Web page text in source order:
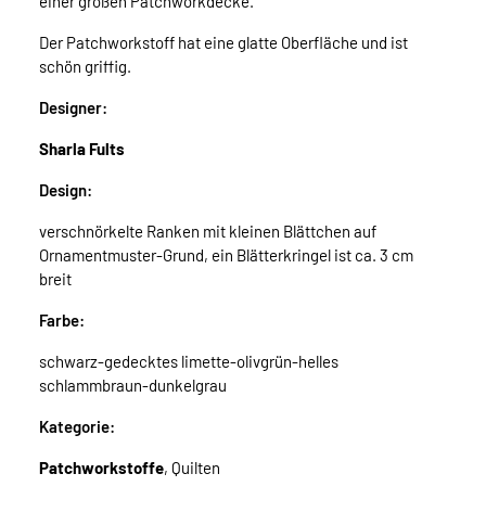
Der Patchworkstoff hat eine glatte Oberfläche und ist
schön griffig.
Designer:
Sharla Fults
Design:
verschnörkelte Ranken mit kleinen Blättchen auf
Ornamentmuster-Grund, ein Blätterkringel ist ca. 3 cm
breit
Farbe:
schwarz-gedecktes limette-olivgrün-helles
schlammbraun-dunkelgrau
Kategorie:
Patchworkstoffe, Quilten